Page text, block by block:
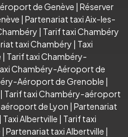
de Genève | Réserver
| Partenariat taxi Aix-les-
| Tarif taxi Chambéry
taxi Chambéry | Taxi
| Tarif taxi Chambéry-
Chambéry-Aéroport de
Aéroport de Grenoble |
| Tarif taxi Chambéry-aéroport
de Lyon | Partenariat
| Taxi Albertville | Tarif taxi
| Partenariat taxi Albertville |